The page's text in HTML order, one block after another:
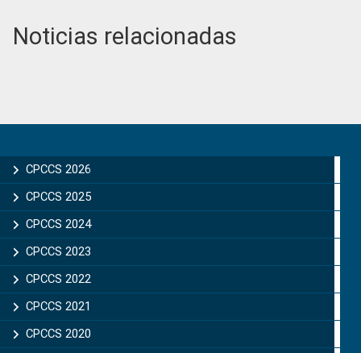
Noticias relacionadas
Sidebar
CPCCS 2026
CPCCS 2025
CPCCS 2024
CPCCS 2023
CPCCS 2022
CPCCS 2021
CPCCS 2020